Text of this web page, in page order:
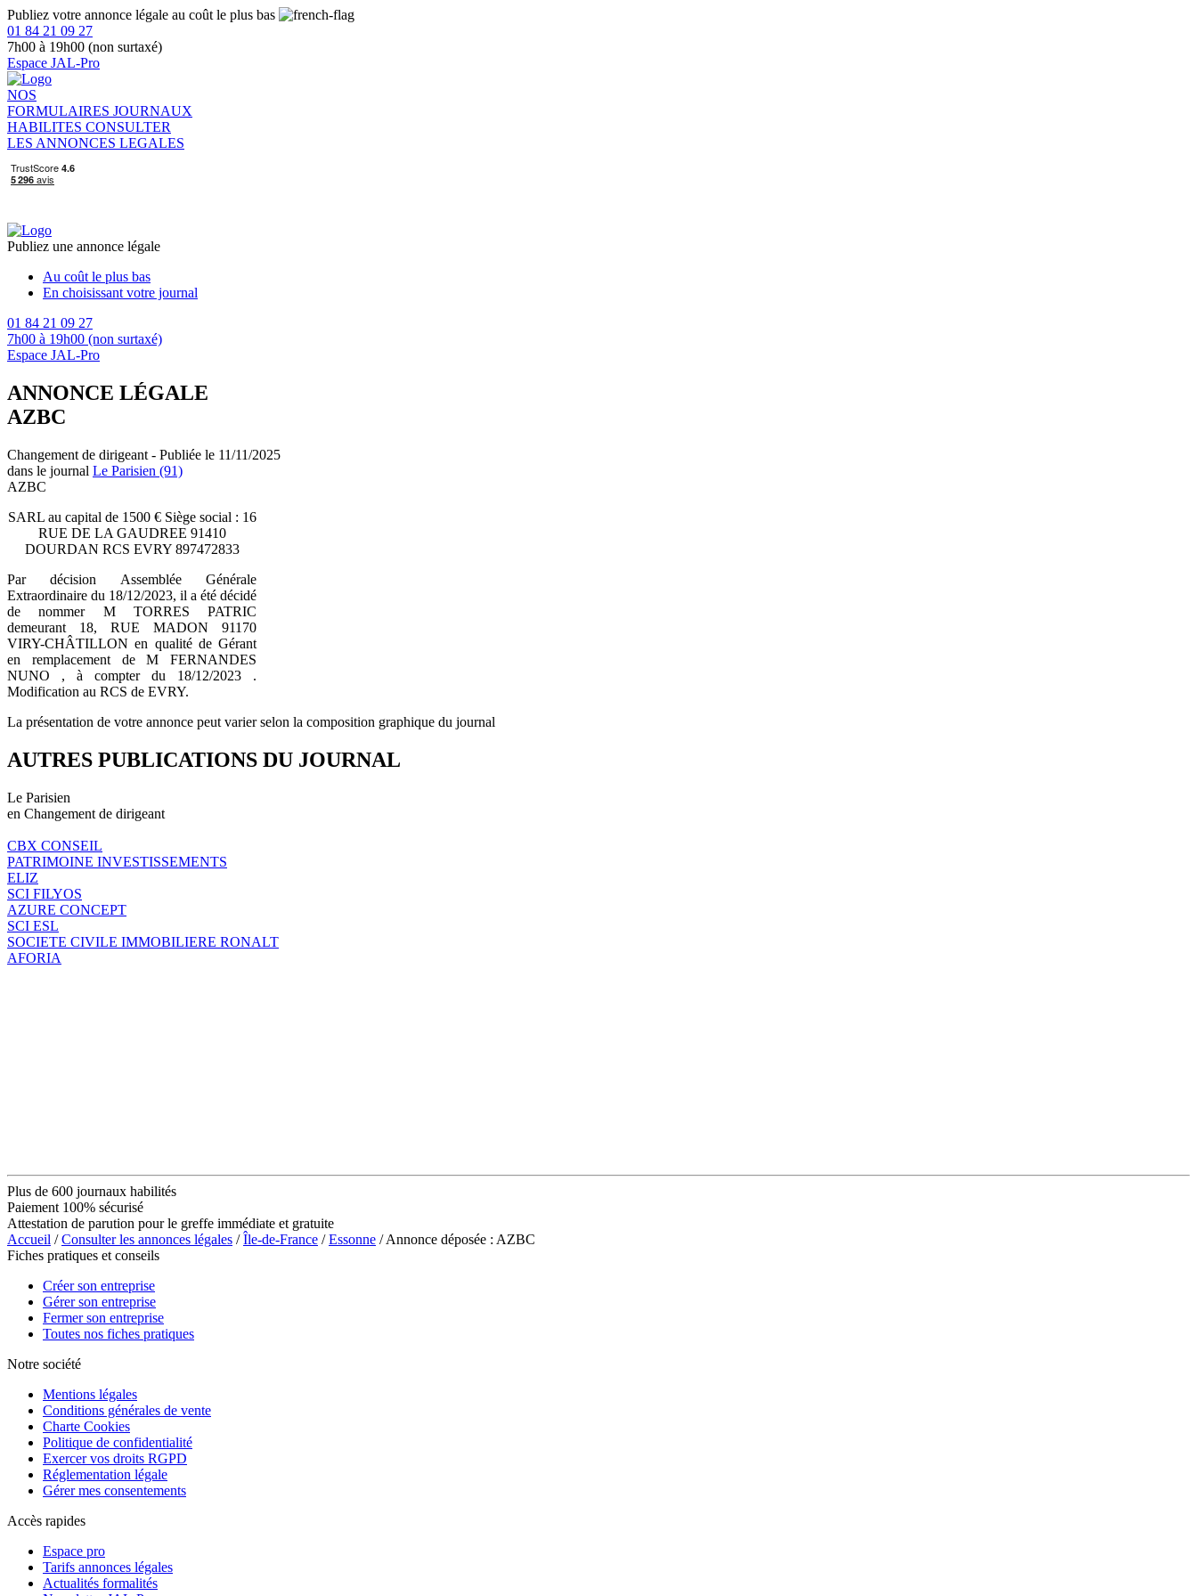
Publiez votre annonce légale au coût le plus bas
01 84 21 09 27
7h00 à 19h00 (non surtaxé)
Espace JAL-Pro
NOS
FORMULAIRES JOURNAUX
HABILITES CONSULTER
LES ANNONCES LEGALES
Publiez une annonce légale
Au coût le plus bas
En choisissant votre journal
01 84 21 09 27
7h00 à 19h00 (non surtaxé)
Espace JAL-Pro
ANNONCE LÉGALE
AZBC
Changement de dirigeant - Publiée le 11/11/2025
dans le journal Le Parisien (91)
AZBC
SARL au capital de 1500 € Siège social : 16
RUE DE LA GAUDREE 91410
DOURDAN RCS EVRY 897472833
Par décision Assemblée Générale
Extraordinaire du 18/12/2023, il a été décidé
de nommer M TORRES PATRIC
demeurant 18, RUE MADON 91170
VIRY-CHÂTILLON en qualité de Gérant
en remplacement de M FERNANDES
NUNO , à compter du 18/12/2023 .
Modification au RCS de EVRY.
La présentation de votre annonce peut varier selon la composition graphique du journal
AUTRES PUBLICATIONS DU JOURNAL
Le Parisien
en Changement de dirigeant
CBX CONSEIL
PATRIMOINE INVESTISSEMENTS
ELIZ
SCI FILYOS
AZURE CONCEPT
SCI ESL
SOCIETE CIVILE IMMOBILIERE RONALT
AFORIA
Plus de 600 journaux habilités
Paiement 100% sécurisé
Attestation de parution pour le greffe immédiate et gratuite
Accueil /Consulter les annonces légales /Île-de-France /Essonne / Annonce déposée : AZBC
Fiches pratiques et conseils
Créer son entreprise
Gérer son entreprise
Fermer son entreprise
Toutes nos fiches pratiques
Notre société
Mentions légales
Conditions générales de vente
Charte Cookies
Politique de confidentialité
Exercer vos droits RGPD
Réglementation légale
Gérer mes consentements
Accès rapides
Espace pro
Tarifs annonces légales
Actualités formalités